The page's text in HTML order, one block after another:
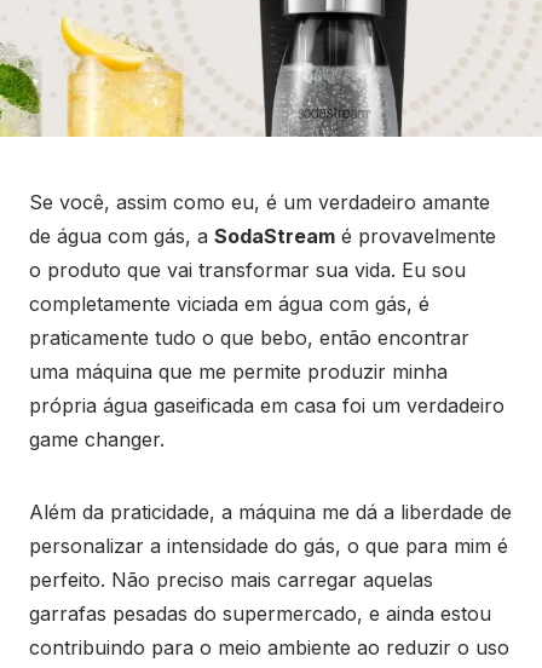
Se você, assim como eu, é um verdadeiro amante
de água com gás, a SodaStream é provavelmente
o produto que vai transformar sua vida. Eu sou
completamente viciada em água com gás, é
praticamente tudo o que bebo, então encontrar
uma máquina que me permite produzir minha
própria água gaseificada em casa foi um verdadeiro
game changer.
Além da praticidade, a máquina me dá a liberdade de
personalizar a intensidade do gás, o que para mim é
perfeito. Não preciso mais carregar aquelas
garrafas pesadas do supermercado, e ainda estou
contribuindo para o meio ambiente ao reduzir o uso